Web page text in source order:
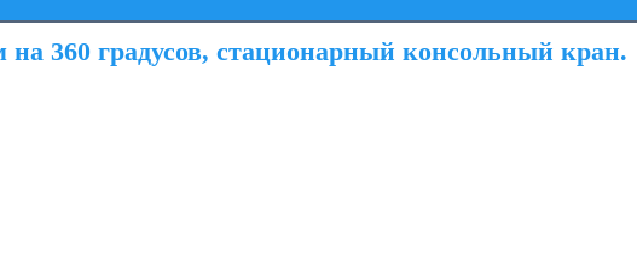
360 градусов, стационарный консольный кран.